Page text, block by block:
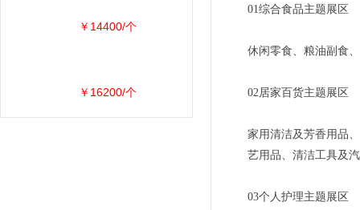
01综合食品主题展区
休闲零食、粮油副食
02居家百货主题展区
家用清洁及芳香用品
艺用品、清洁工具及
03个人护理主题展区
￥14400/个
￥16200/个